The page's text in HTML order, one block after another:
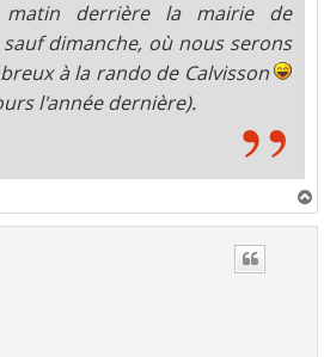
matin derrière la mairie de
sauf dimanche, où nous serons
à la rando de Calvisson
l'année dernière).
a